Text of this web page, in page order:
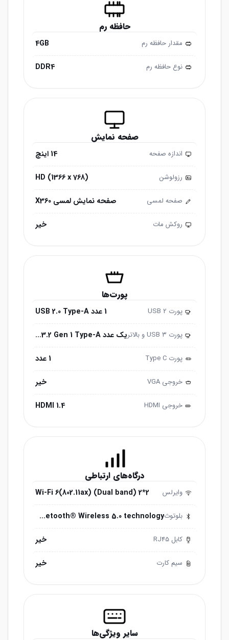
حافظه رم
مقدار حافظه رم 4GB
نوع حافظه رم DDR4
صفحه نمایش
اندازه صفحه 14 اینچ
رزولوشن HD (1366 x 768)
صفحه لمسی صفحه نمایش لمسی X360
روکش مات خیر
پورت‌ها
2.0 پورت USB 2 1 عدد USB 2.0 Type-A
3.0 پورت USB ۳ و ‌‌بالاتر یک عدد USB 3.2 Gen 1 Type-A
پورت ‌‌Type C 1 عدد
خروجی ‌VGA خیر
خروجی HDMI HDMI 1.4
درگاه‌های ارتباطی
وایرلس Wi-Fi 6(802.11ax) (Dual band) 2*2
بلوتوث Bluetooth® Wireless 5.0 technology
کابل RJ45 خیر
سیم کارت خیر
سایر ویژگی‌ها